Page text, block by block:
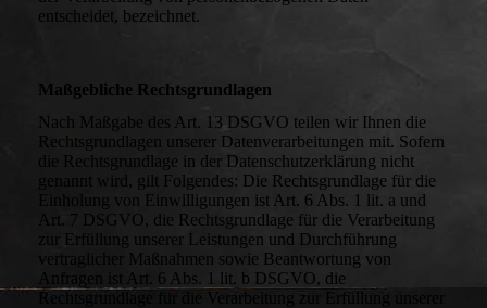
entscheidet, bezeichnet.
Maßgebliche Rechtsgrundlagen
Nach Maßgabe des Art. 13 DSGVO teilen wir Ihnen die
Rechtsgrundlagen unserer Datenverarbeitungen mit. Sofern
die Rechtsgrundlage in der Datenschutzerklärung nicht
genannt wird, gilt Folgendes: Die Rechtsgrundlage für die
Einholung von Einwilligungen ist Art. 6 Abs. 1 lit. a und
Art. 7 DSGVO, die Rechtsgrundlage für die Verarbeitung
zur Erfüllung unserer Leistungen und Durchführung
vertraglicher Maßnahmen sowie Beantwortung von
Anfragen ist Art. 6 Abs. 1 lit. b DSGVO, die
Rechtsgrundlage für die Verarbeitung zur Erfüllung unserer